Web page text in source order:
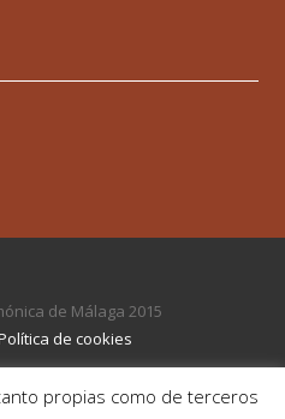
de Málaga 2015
de cookies
propias como de terceros